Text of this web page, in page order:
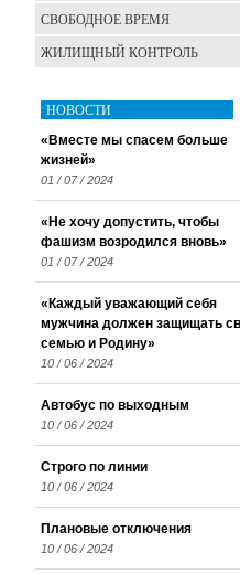
СВОБОДНОЕ ВРЕМЯ
ЖИЛИЩНЫЙ КОНТРОЛЬ
НОВОСТИ
«Вместе мы спасем больше
жизней»
01 / 07 / 2024
«Не хочу допустить, чтобы
фашизм возродился вновь»
01 / 07 / 2024
«Каждый уважающий себя
мужчина должен защищать
семью и Родину»
10 / 06 / 2024
Автобус по выходным
10 / 06 / 2024
Строго по линии
10 / 06 / 2024
Плановые отключения
10 / 06 / 2024